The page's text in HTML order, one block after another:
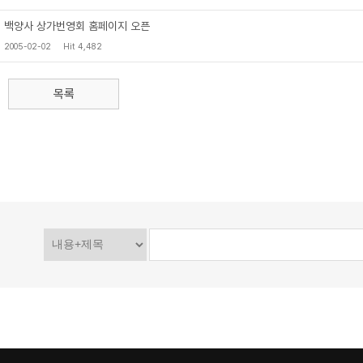
백양사 상가번영회 홈페이지 오픈
2005-02-02 Hit 4,482
목록